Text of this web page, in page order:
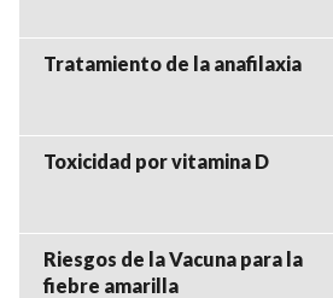
Tratamiento de la anafilaxia
Toxicidad por vitamina D
Riesgos de la Vacuna para la
fiebre amarilla